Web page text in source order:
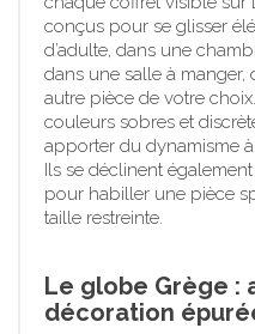
conçus pour se glisser
d’adulte, dans une
dans une salle à
autre pièce de votre
couleurs sobres et
apporter du dynamisme
Ils se déclinent
pour habiller une pièce
taille restreinte.
Le globe Grège :
décoration